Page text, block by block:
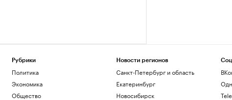
Рубрики
Политика
Экономика
Общество
Новости регионов
Санкт-Петербург и область
Екатеринбург
Новосибирск